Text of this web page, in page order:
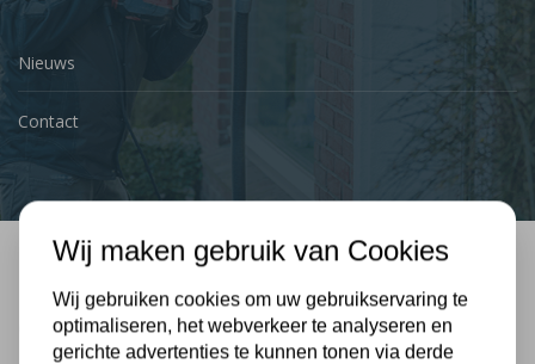
Nieuws
Contact
Bel mij terug
Gratis, vrijblijvend advies
Wij maken gebruik van Cookies
Wij gebruiken cookies om uw gebruikservaring te
optimaliseren, het webverkeer te analyseren en
gerichte advertenties te kunnen tonen via derde